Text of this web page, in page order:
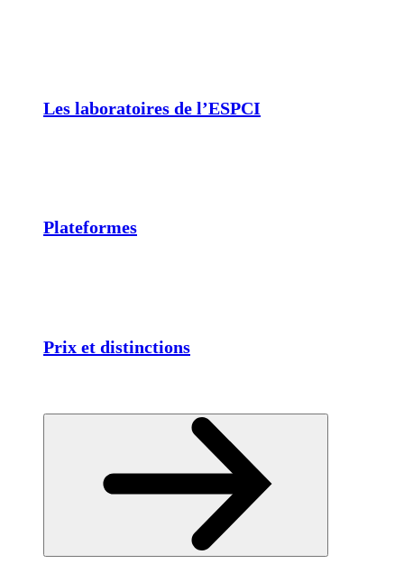
Les laboratoires de l’ESPCI
Plateformes
Prix et distinctions